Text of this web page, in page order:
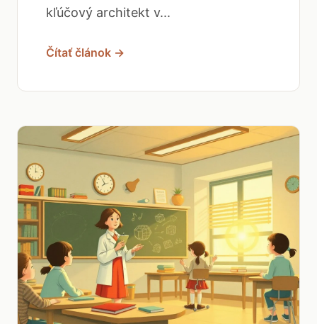
kľúčový architekt v...
Čítať článok →